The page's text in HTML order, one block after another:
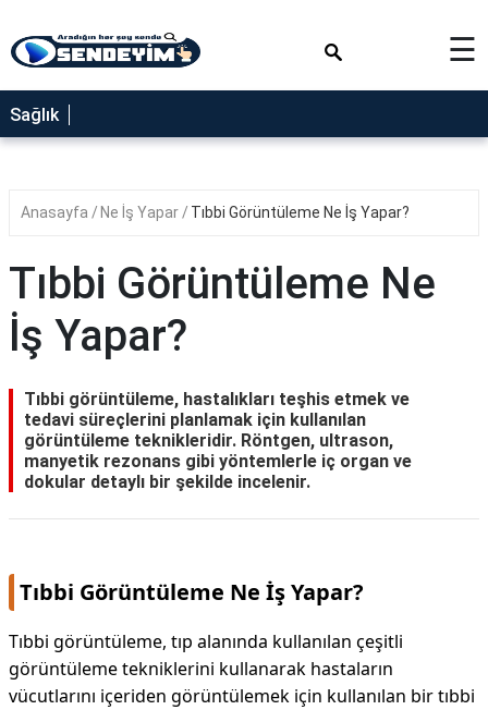
SAĞLIK
NEDİR
YEMEK
RÜYA
TABİRLERİ
GEZİLECEK
BLOG
☰
Sağlık
Anasayfa Ne İş Yapar Tıbbi Görüntüleme Ne İş Yapar?
Tıbbi Görüntüleme Ne
İş Yapar?
Tıbbi görüntüleme, hastalıkları teşhis etmek ve
tedavi süreçlerini planlamak için kullanılan
görüntüleme teknikleridir. Röntgen, ultrason,
manyetik rezonans gibi yöntemlerle iç organ ve
dokular detaylı bir şekilde incelenir.
Tıbbi Görüntüleme Ne İş Yapar?
Tıbbi görüntüleme, tıp alanında kullanılan çeşitli
görüntüleme tekniklerini kullanarak hastaların
vücutlarını içeriden görüntülemek için kullanılan bir tıbbi